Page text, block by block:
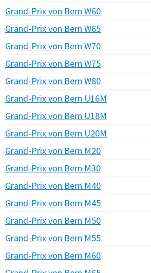
Grand-Prix von Bern W60
Grand-Prix von Bern W65
Grand-Prix von Bern W70
Grand-Prix von Bern W75
Grand-Prix von Bern W80
Grand-Prix von Bern U16M
Grand-Prix von Bern U18M
Grand-Prix von Bern U20M
Grand-Prix von Bern M20
Grand-Prix von Bern M30
Grand-Prix von Bern M40
Grand-Prix von Bern M45
Grand-Prix von Bern M50
Grand-Prix von Bern M55
Grand-Prix von Bern M60